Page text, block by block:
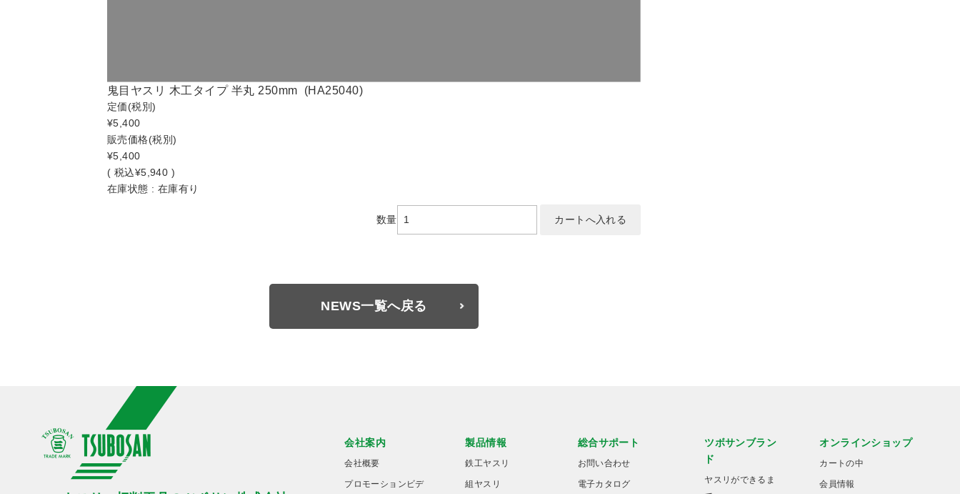
鬼目ヤスリ 木工タイプ 半丸 250mm (HA25040)
定価(税別)
¥5,400
販売価格(税別)
¥5,400
( 税込¥5,940 )
在庫状態 : 在庫有り
数量
NEWS一覧へ戻る
会社案内
会社概要
プロモーションビデ
製品情報
鉄工ヤスリ
組ヤスリ
総合サポート
お問い合わせ
電子カタログ
ツボサンブラン
ド
ヤスリができるま
オンラインショップ
カートの中
会員情報